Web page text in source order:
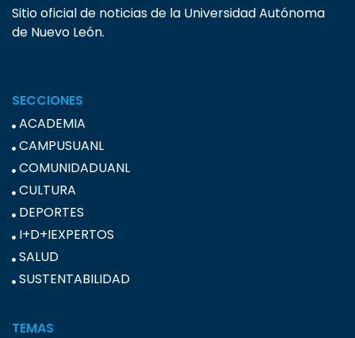
Sitio oficial de noticias de la Universidad Autónoma
de Nuevo León.
SECCIONES
ACADEMIA
CAMPUSUANL
COMUNIDADUANL
CULTURA
DEPORTES
I+D+IEXPERTOS
SALUD
SUSTENTABILIDAD
TEMAS